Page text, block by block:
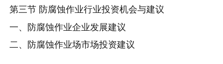
第三节 防腐蚀作业行业投资机会与建议
一、防腐蚀作业企业发展建议
二、防腐蚀作业场市场投资建议